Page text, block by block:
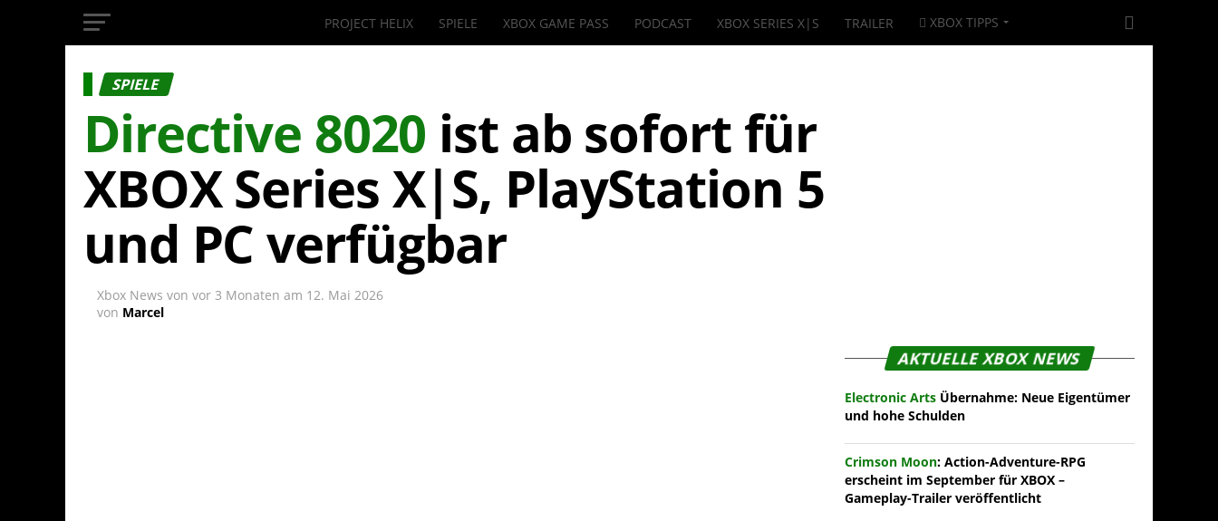
InsideXbox.de
PROJECT HELIX SPIELE XBOX GAME PASS PODCAST XBOX SERIES X|S TRAILER XBOX TIPPS
SPIELE
Directive 8020 ist ab sofort für
XBOX Series X|S, PlayStation 5
und PC verfügbar
Xbox News von vor 3 Monaten am 12. Mai 2026
von Marcel
AKTUELLE XBOX NEWS
Electronic Arts Übernahme: Neue Eigentümer
und hohe Schulden
Crimson Moon: Action-Adventure-RPG
erscheint im September für XBOX –
Gameplay-Trailer veröffentlicht